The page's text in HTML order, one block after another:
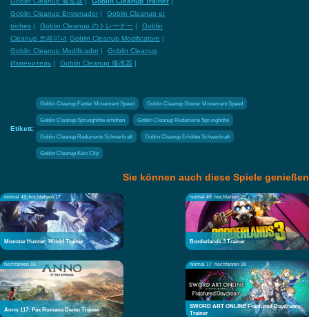
Goblin Cleanup Entrenador |
Goblin Cleanup et
triches | Goblin Cleanup のトレーナー |
Goblin
Cleanup 트레이너 Goblin Cleanup Modificatore |
Goblin Cleanup Modificador |
Goblin Cleanup
Изменитель | Goblin Cleanup 修改器 |
Etikett:
Goblin Cleanup Faster Movement Speed Goblin Cleanup Slower Movement Speed
Goblin Cleanup Sprunghöhe erhöhen Goblin Cleanup Reduzierte Sprunghöhe
Goblin Cleanup Reduzierte Schwerkraft Goblin Cleanup Erhöhte Schwerkraft
Goblin Cleanup Kein Clip
Sie können auch diese Spiele genießen
normal 49 hochfahren 17
Monster Hunter: World Trainer
normal 49 hochfahren 25
Borderlands 3 Trainer
hochfahren 15
Anno 117: Pax Romana Demo Trainer
normal 17 hochfahren 28
SWORD ART ONLINE Fractured Daydream
Trainer